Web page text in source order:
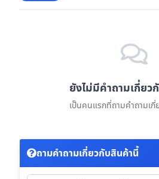
ยังไม่มีคำถามเกี่ยว
เป็นคนแรกที่ถามคำถามเ
ถามคำถามเกี่ยวกับสินค้านี้